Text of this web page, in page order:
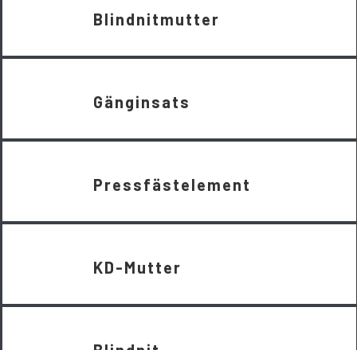
Blindnitmutter
Gänginsats
Pressfästelement
KD-Mutter